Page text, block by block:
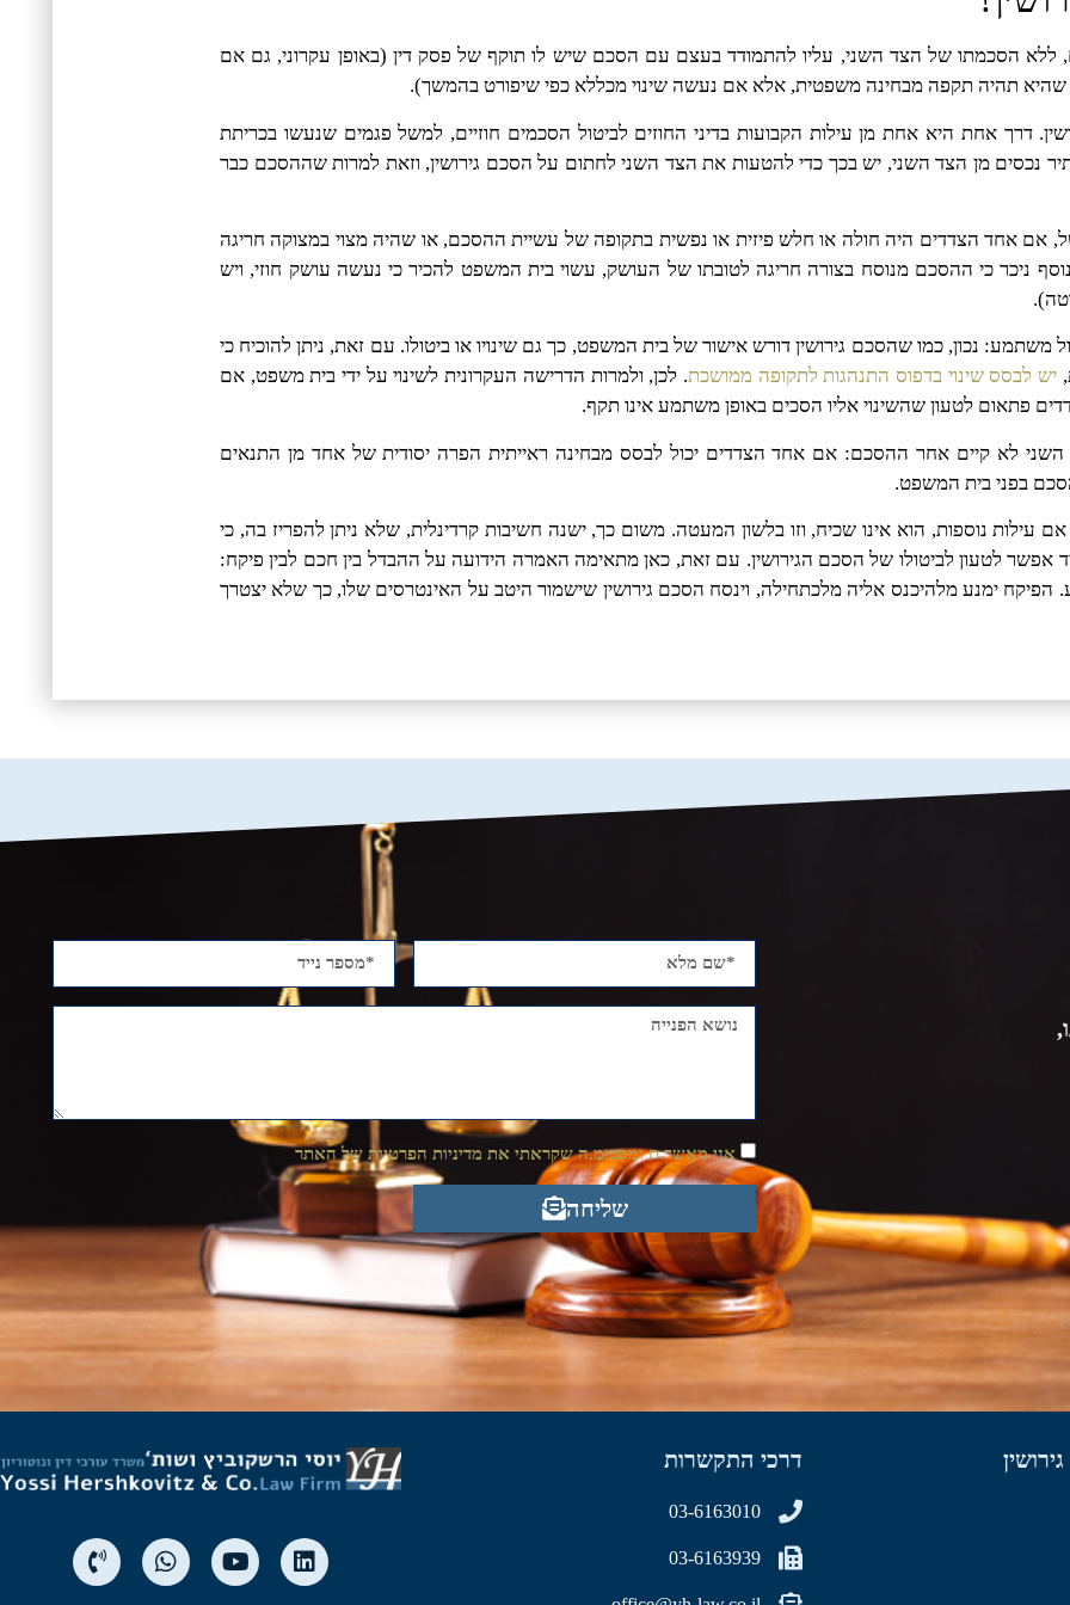
הסכמתו של הצד השני, עליו להתמודד בעצם עם הסכם שיש לו תוקף של פסק דין (באופן עקרוני, גם אם
שהיא תהיה תקפה מבחינה משפטית, אלא אם נעשה שינוי מכללא כפי שיפורט בהמשך).
דרך אחת היא אחת מן עילות הקבועות בדיני החוזים לביטול הסכמים חוזיים, למשל פגמים שנעשו בכריתת
נכסים מן הצד השני, יש בכך כדי להטעות את הצד השני לחתום על הסכם גירושין, וזאת למרות שההסכם כבר
אם אחד הצדדים היה חולה או חלש פיזית או נפשית בתקופה של עשיית ההסכם, או שהיה מצוי במצוקה חריגה
ניכר כי ההסכם מנוסח בצורה חריגה לטובתו של העושק, עשוי בית המשפט להכיר כי נעשה עושק חוזי, ויש
משתמע: נכון, כמו שהסכם גירושין דורש אישור של בית המשפט, כך גם שינויו או ביטולו. עם זאת, ניתן להוכיח כי
יש לבסס שינוי בדפוס התנהגות לתקופה ממושכת. לכן, ולמרות הדרישה העקרונית לשינוי על ידי בית משפט, אם
פתאום לטעון שהשינוי אליו הסכים באופן משתמע אינו תקף.
השני לא קיים אחר ההסכם: אם אחד הצדדים יכול לבסס מבחינה ראייתית הפרה יסודית של אחד מן התנאים
בפני בית המשפט.
אם עילות נוספות, הוא אינו שכיח, וזו בלשון המעטה. משום כך, ישנה חשיבות קרדינלית, שלא ניתן להפריז בה, כי
אפשר לטעון לביטולו של הסכם הגירושין. עם זאת, כאן מתאימה האמרה הידועה על ההבדל בין חכם לבין פיקח:
הפיקח ימנע מלהיכנס אליה מלכתחילה, וינסח הסכם גירושין שישמור היטב על האינטרסים שלו, כך שלא יצטרך
אני מאשר.ת ומסכימ.ה שקראתי את מדיניות הפרטיות של האתר
שליחה
דרכי התקשרות
03-6163010
03-6163939